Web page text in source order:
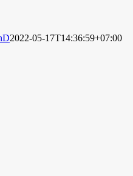
2022-05-17T14:36:59+07:00